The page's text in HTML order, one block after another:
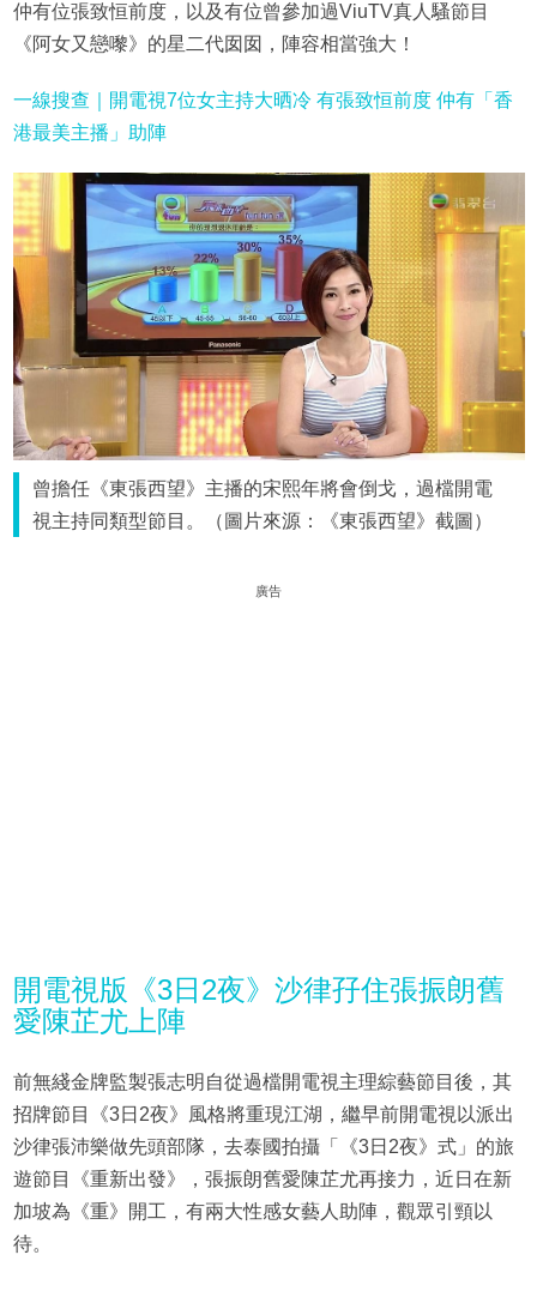
仲有位張致恒前度，以及有位曾參加過ViuTV真人騷節目
《阿女又戀嚟》的星二代囡囡，陣容相當強大！
一線搜查｜開電視7位女主持大晒冷 有張致恒前度 仲有「香
港最美主播」助陣
曾擔任《東張西望》主播的宋熙年將會倒戈，過檔開電
視主持同類型節目。（圖片來源：《東張西望》截圖）
廣告
開電視版《3日2夜》沙律孖住張振朗舊
愛陳芷尤上陣
前無綫金牌監製張志明自從過檔開電視主理綜藝節目後，其
招牌節目《3日2夜》風格將重現江湖，繼早前開電視以派出
沙律張沛樂做先頭部隊，去泰國拍攝「《3日2夜》式」的旅
遊節目《重新出發》，張振朗舊愛陳芷尤再接力，近日在新
加坡為《重》開工，有兩大性感女藝人助陣，觀眾引頸以
待。